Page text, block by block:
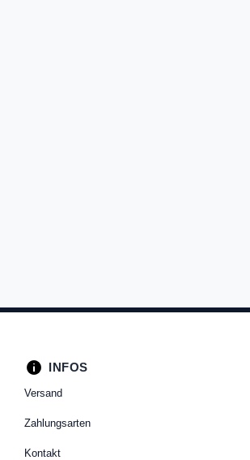
INFOS
Versand
Zahlungsarten
Kontakt